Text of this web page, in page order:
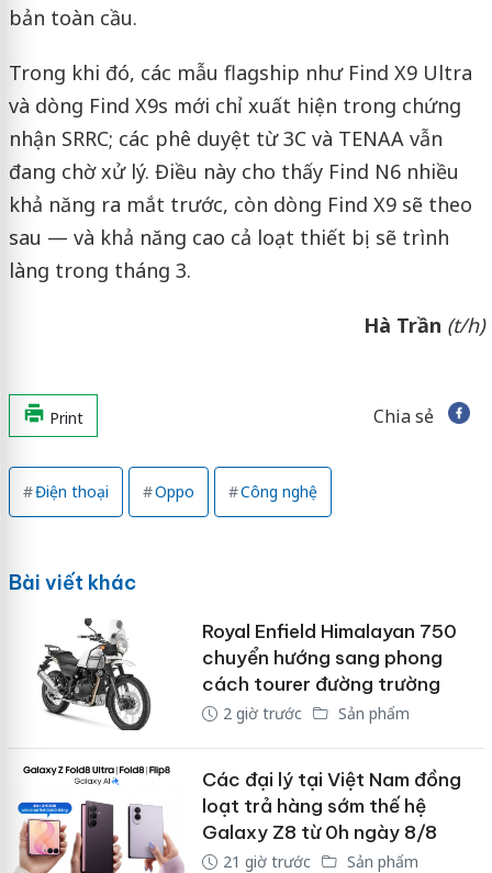
bản toàn cầu.
Trong khi đó, các mẫu flagship như Find X9 Ultra
và dòng Find X9s mới chỉ xuất hiện trong chứng
nhận SRRC; các phê duyệt từ 3C và TENAA vẫn
đang chờ xử lý. Điều này cho thấy Find N6 nhiều
khả năng ra mắt trước, còn dòng Find X9 sẽ theo
sau — và khả năng cao cả loạt thiết bị sẽ trình
làng trong tháng 3.
Hà Trần (t/h)
Print Chia sẻ
Điện thoại Oppo Công nghệ
Bài viết khác
Royal Enfield Himalayan 750
chuyển hướng sang phong
cách tourer đường trường
2 giờ trước Sản phẩm
Các đại lý tại Việt Nam đồng
loạt trả hàng sớm thế hệ
Galaxy Z8 từ 0h ngày 8/8
21 giờ trước Sản phẩm